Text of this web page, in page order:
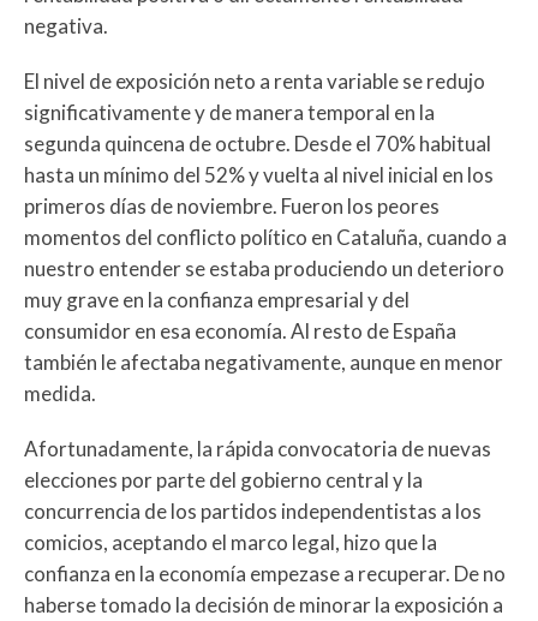
negativa.
El nivel de exposición neto a renta variable se redujo
significativamente y de manera temporal en la
segunda quincena de octubre. Desde el 70% habitual
hasta un mínimo del 52% y vuelta al nivel inicial en los
primeros días de noviembre. Fueron los peores
momentos del conflicto político en Cataluña, cuando a
nuestro entender se estaba produciendo un deterioro
muy grave en la confianza empresarial y del
consumidor en esa economía. Al resto de España
también le afectaba negativamente, aunque en menor
medida.
Afortunadamente, la rápida convocatoria de nuevas
elecciones por parte del gobierno central y la
concurrencia de los partidos independentistas a los
comicios, aceptando el marco legal, hizo que la
confianza en la economía empezase a recuperar. De no
haberse tomado la decisión de minorar la exposición a